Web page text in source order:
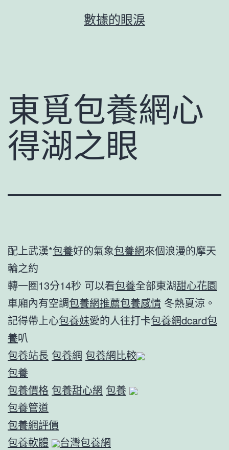
數據的眼淚
東覓包養網心
得湖之眼
配上武漢*包養好的氣象包養網來個浪漫的摩天
輪之約
轉一圈13分14秒 可以看包養全部東湖甜心花園
車廂內有空調包養網推薦包養感情 冬熱夏涼。
記得帶上心包養妹愛的人往打卡包養網dcard包
養叭
包養站長 包養網 包養網比較
包養
包養價格 包養甜心網 包養
包養管道
包養網評價
包養軟體
台灣包養網